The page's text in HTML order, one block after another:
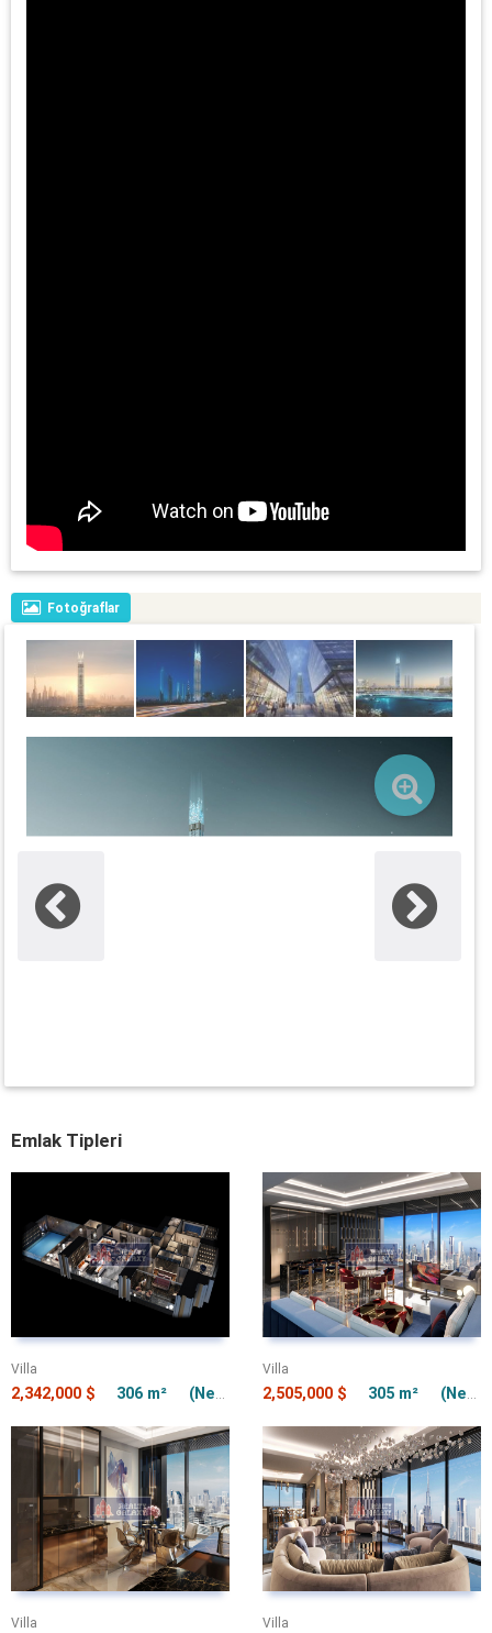
Fotoğraflar
Emlak Tipleri
Villa
2,342,000 $ 306 m² (Net) 306 m²
Villa
2,505,000 $ 305 m² (Net) 305 m²
Villa Villa